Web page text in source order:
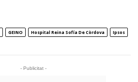
GEINO Hospital Reina Sofía De Còrdova
Ipsos
- Publicitat -